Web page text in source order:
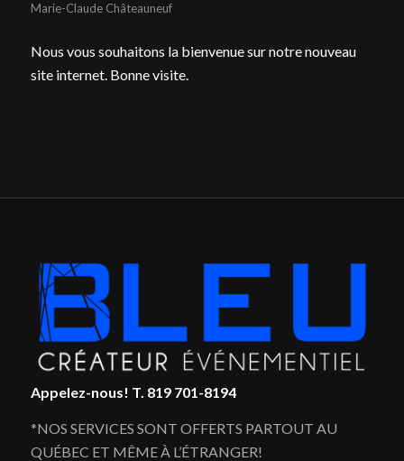
Marie-Claude Châteauneuf
Nous vous souhaitons la bienvenue sur notre nouveau
site internet. Bonne visite.
Appelez-nous! T. 819 701-8194
*NOS SERVICES SONT OFFERTS PARTOUT AU
QUÉBEC ET MÊME À L’ÉTRANGER!